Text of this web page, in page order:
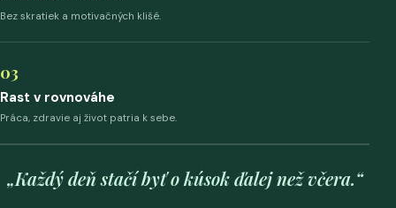
Bez skratiek a motivačných klišé.
03
Rast v rovnováhe
Práca, zdravie aj život patria k sebe.
„Každý deň stačí byť o kúsok ďalej než včera.“